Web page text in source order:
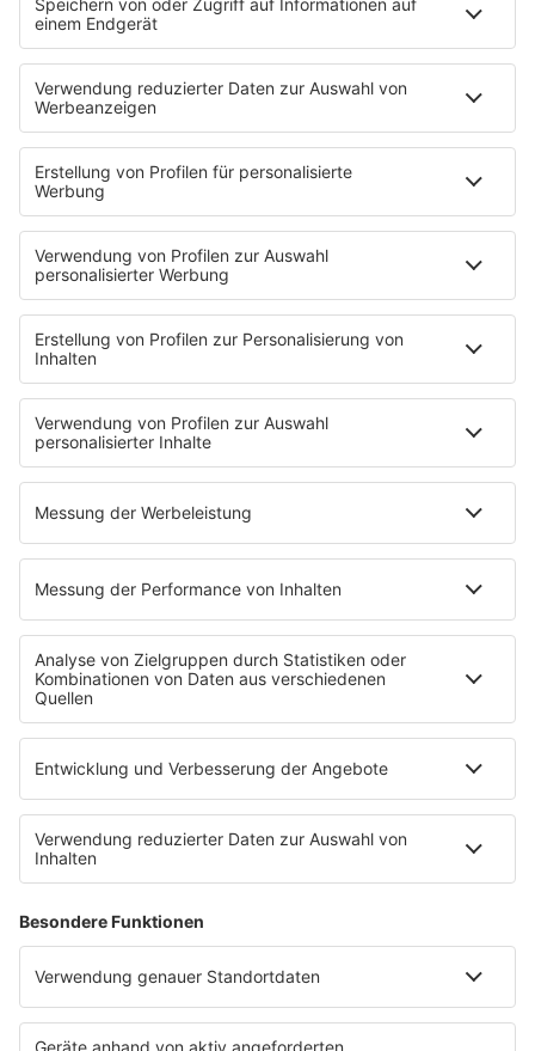
Strandbar
Putzfimmel
Deutschpop
Deutsche Liebeslieder
PODCASTS
Mit den Waffeln einer Frau
Frühstück bei Barbara
Brave & One
NotAufnahme
"Bewerbung und Karriere"
Aber bitte mit Schlager
Erdbeerkäse
Fitness mit M.A.R.K
Glück in Worten
Todesursache
Niemand muss ein Promi sein
PROGRAMM
Mit den Waffeln einer Frau
SERVICE
Empfang
barba radio App
Impressum
Datenschutz Facebook & Instagram
Datenschutzeinstellungen
Clubbedingungen
Werbung schalten
Waffel-Werbepartner
80s80s.de
90s90s.de
Schlagerplanetradio.com